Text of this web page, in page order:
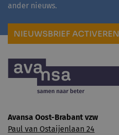
ander nieuws.
NIEUWSBRIEF ACTIVEREN
Avansa Oost-Brabant vzw
Paul van Ostaijenlaan 24